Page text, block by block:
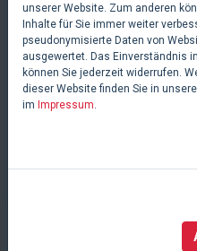
Telfs in Tirol, Österreich
unserer Website. Zum anderen
Inhalte für Sie immer weiter
pseudonymisierte Daten von
ausgewertet. Das Einverständnis
können Sie jederzeit widerrufen.
dieser Website finden Sie in
im Impressum